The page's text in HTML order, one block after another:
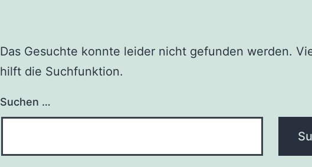
Das Gesuchte konnte leider nicht gefunden werden.
hilft die Suchfunktion.
Suchen …